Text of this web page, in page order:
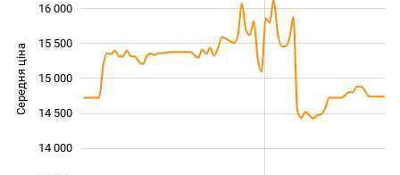
Середня ціна 13 500
14 000
14 500
15 000
15 500
16 000